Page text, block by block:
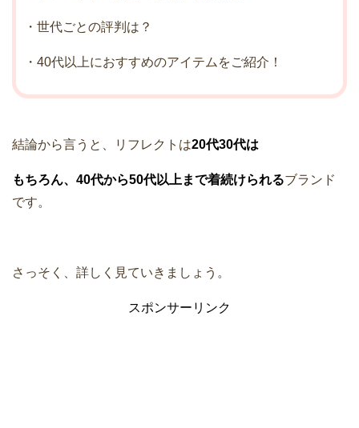
・世代ごとの評判は？
・40代以上におすすめのアイテムをご紹介！
結論から言うと、リフレクトは20代30代は
もちろん、40代から50代以上まで着続けられるブランド
です。
さっそく、詳しく見ていきましょう。
スポンサーリンク